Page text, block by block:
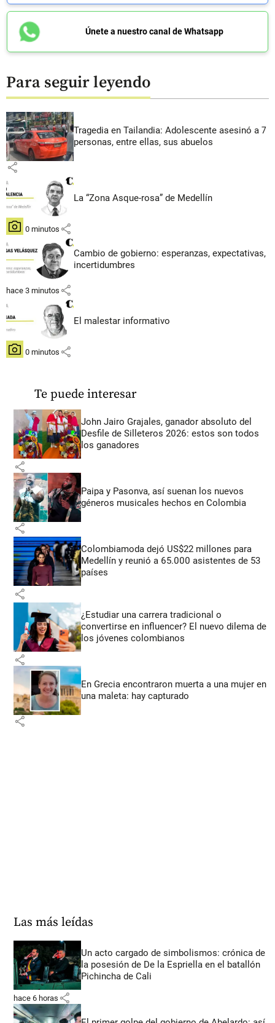
Únete a nuestro canal de Whatsapp
Para seguir leyendo
Tragedia en Tailandia: Adolescente asesinó a 7
personas, entre ellas, sus abuelos
share
La “Zona Asque-rosa” de Medellín
hace 0 minutos share
Cambio de gobierno: esperanzas, expectativas,
incertidumbres
hace 3 minutos share
El malestar informativo
hace 0 minutos share
Te puede interesar
John Jairo Grajales, ganador absoluto del
Desfile de Silleteros 2026: estos son todos
los ganadores
share
Paipa y Pasonva, así suenan los nuevos
géneros musicales hechos en Colombia
share
Colombiamoda dejó US$22 millones para
Medellín y reunió a 65.000 asistentes de 53
países
share
¿Estudiar una carrera tradicional o
convertirse en influencer? El nuevo dilema de
los jóvenes colombianos
share
En Grecia encontraron muerta a una mujer en
una maleta: hay capturado
share
Las más leídas
Un acto cargado de simbolismos: crónica de
la posesión de De la Espriella en el batallón
Pichincha de Cali
hace 6 horas share